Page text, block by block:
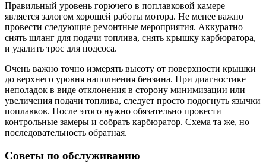
Правильный уровень горючего в поплавковой камере
является залогом хорошей работы мотора. Не менее важно
провести следующие ремонтные мероприятия. Аккуратно
снять шланг для подачи топлива, снять крышку карбюратора,
и удалить трос для подсоса.
Очень важно точно измерять высоту от поверхности крышки
до верхнего уровня наполнения бензина. При диагностике
неполадок в виде отклонения в сторону минимизации или
увеличения подачи топлива, следует просто подогнуть язычки
поплавков. После этого нужно обязательно провести
контрольные замеры и собрать карбюратор. Схема та же, но
последовательность обратная.
Советы по обслуживанию